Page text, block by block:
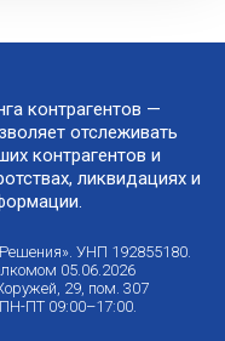
контрагентов —
отслеживать
контрагентов и
ликвидациях и
УНП 192855180.
05.06.2026
29, пом. 307
ПТ 09:00–17:00.